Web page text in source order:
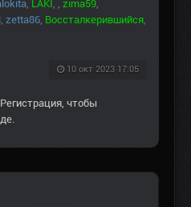
LAKI zima59
zetta86 Воссталкерившийся
10 окт 2023 17:05
Регистрация , чтобы